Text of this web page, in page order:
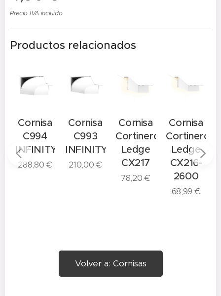
Precio IVA incluido
Productos relacionados
Cornisa
C994
INFINITY
288,80€
Cornisa
C993
INFINITY
210,00€
Cornisa
Cortinero
Ledge
CX217
78,20€
Cornisa
Cortinero
Ledge
CX216-
2600
68,99 €
Volver a: Cornisas